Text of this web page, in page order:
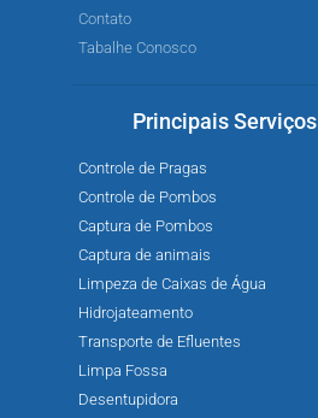
Contato
Tabalhe Conosco
Principais Serviços
Controle de Pragas
Controle de Pombos
Captura de Pombos
Captura de animais
Limpeza de Caixas de Água
Hidrojateamento
Transporte de Efluentes
Limpa Fossa
Desentupidora